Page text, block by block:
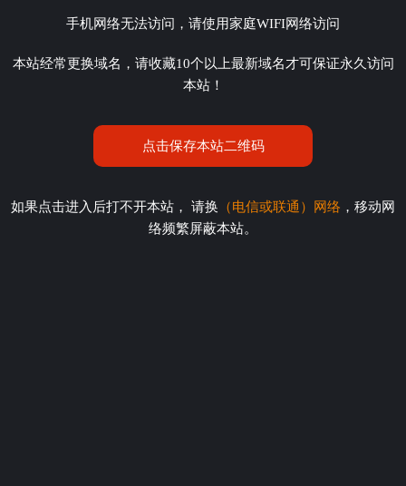
手机网络无法访问，请使用家庭WIFI网络访问
本站经常更换域名，请收藏10个以上最新域名才可保证永久访问
本站！
点击保存本站二维码
如果点击进入后打不开本站， 请换 （电信或联通）网络 ，移动网
络频繁屏蔽本站。